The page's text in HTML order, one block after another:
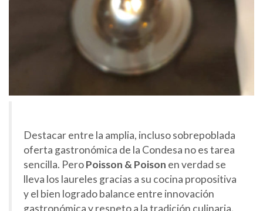
Destacar entre la amplia, incluso sobrepoblada
oferta gastronómica de la Condesa no es tarea
sencilla. PeroPoisson & Poison en verdad se
lleva los laureles gracias a su cocina propositiva
y el bien logrado balance entre innovación